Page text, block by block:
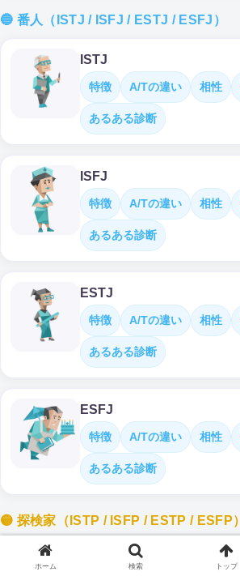
🔵 番人（ISTJ / ISFJ / ESTJ / ESFJ）
ISTJ
特徴 A/Tの違い 相性
あるある診断
ISFJ
特徴 A/Tの違い 相性
あるある診断
ESTJ
特徴 A/Tの違い 相性
あるある診断
ESFJ
特徴 A/Tの違い 相性
あるある診断
🟡 探検家（ISTP / ISFP / ESTP / ESFP）
ホーム 検索 トップ